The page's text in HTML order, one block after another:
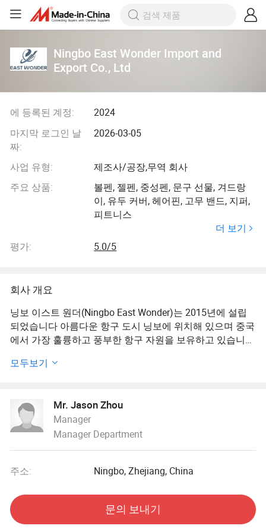
Ningbo East Wonder Import and
Export Co., Ltd
에 등록된 계정:
2024
마지막 로그인 날
짜:
2026-03-05
사업 유형:
제조사/공장,무역 회사
주요 상품:
볼펜, 젤펜, 중성펜, 문구 선물, 겨드랑
이, 유두 커버, 헤어핀, 고무 밴드, 지퍼,
피트니스
더 보기
평가:
5.0/5
회사 개요
닝보 이스트 원더(Ningbo East Wonder)는 2015년에 설립
되었습니다 아름다운 항구 도시 닝보에 위치해 있으며 중국
에서 가장 훌륭하고 풍부한 항구 자원을 보유하고 있습니
역동적인 지역 중 하나입니다.
이터리를 공급할 수 있습니다. DIY 제품 및 기타 제품 우리
공장은 물론 100개 이상의 협력공장이 중국에 있습니다. 도
매 및 소매를 통합하는 완벽한 판매 시스템을 보유하고 있
습니다. 당사는 R&D, 설계, 영업 및 서비스를 통합하는
춤화를 전문으로 합니다.
당사의 제품은 서비스 분야에서 다양하고 전문적이며 유럽,
중남미, 중동, 아프리카 및 기타 국가로 수출됩니다.
모두보기
Mr. Jason Zhou
Manager
Manager Department
주소: Ningbo, Zhejiang, China
문의 보내기